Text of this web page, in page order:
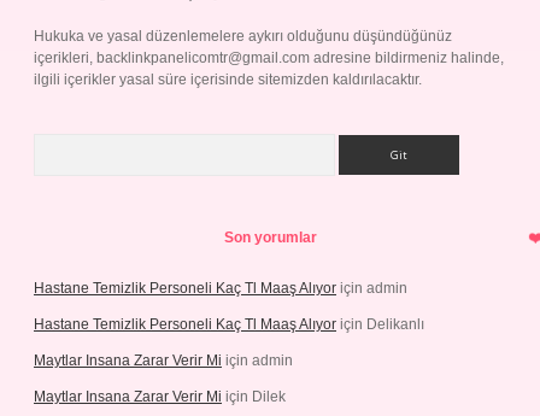
Hukuka ve yasal düzenlemelere aykırı olduğunu düşündüğünüz
içerikleri, backlinkpanelicomtr@gmail.com adresine bildirmeniz halinde,
ilgili içerikler yasal süre içerisinde sitemizden kaldırılacaktır.
Son yorumlar
Hastane Temizlik Personeli Kaç Tl Maaş Alıyor için admin
Hastane Temizlik Personeli Kaç Tl Maaş Alıyor için Delikanlı
Maytlar Insana Zarar Verir Mi için admin
Maytlar Insana Zarar Verir Mi için Dilek